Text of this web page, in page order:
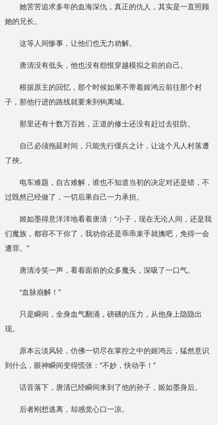
她苦苦追求多年的血海深仇，真正的仇人，其实是一直照顾
她的兄长。
这等人间惨事，让他们也无力劝解。
唐清没有低头，他也没有怨恨穿越模拟之前的自己。
根据原主的回忆，那个时候如果不带着姬鸿云前往那个村
子，那他行进的路线就要来到钩离城。
那里还有十数万百姓，正道的修士还没有赶过去驻防。
自己必须拖延时间，只能先行缓兵之计，让这个凡人村落遭
了殃。
电车难题，自古难解，谁也不知道当初的决定对还是错，不
过既然已经做了，一切后果自己一力承担。
姬如墨得意洋洋地看着唐清：“小子，现在无论人间，还是我
们魔族，都容不下你了，我劝你还是乖乖束手就擒吧，免得一会
遭罪。”
唐清冷笑一声，看着面前的众多魔头，深吸了一口气。
“血脉崩解！”
只是瞬间，全身血气翻涌，磅礴的压力，从他身上隐隐出
现。
原本云淡风轻，仿佛一切尽在掌控之中的姬鸿云，猛然意识
到什么，眼神瞬间变得慌张：“不妙，快动手！”
话音落下，唐清已经瞬间来到了他的孙子，姬如墨身后。
后者刚想逃离，却感觉心口一凉。